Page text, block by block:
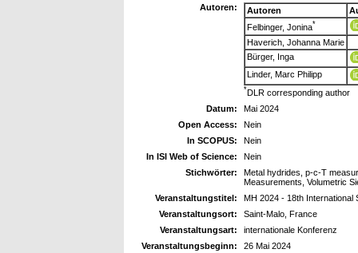
Autoren:
Autoren
Felbinger, Jonina*
Haverich, Johanna Marie
Bürger, Inga
Linder, Marc Philipp
*DLR corresponding author
Datum:
Mai 2024
Open Access:
Nein
In SCOPUS:
Nein
In ISI Web of Science:
Nein
Stichwörter:
Metal hydrides, p-c-T
Measurements, Volumetric
Veranstaltungstitel:
MH 2024 - 18th
Veranstaltungsort:
Saint-Malo, France
Veranstaltungsart:
internationale Konferenz
Veranstaltungsbeginn:
26 Mai 2024